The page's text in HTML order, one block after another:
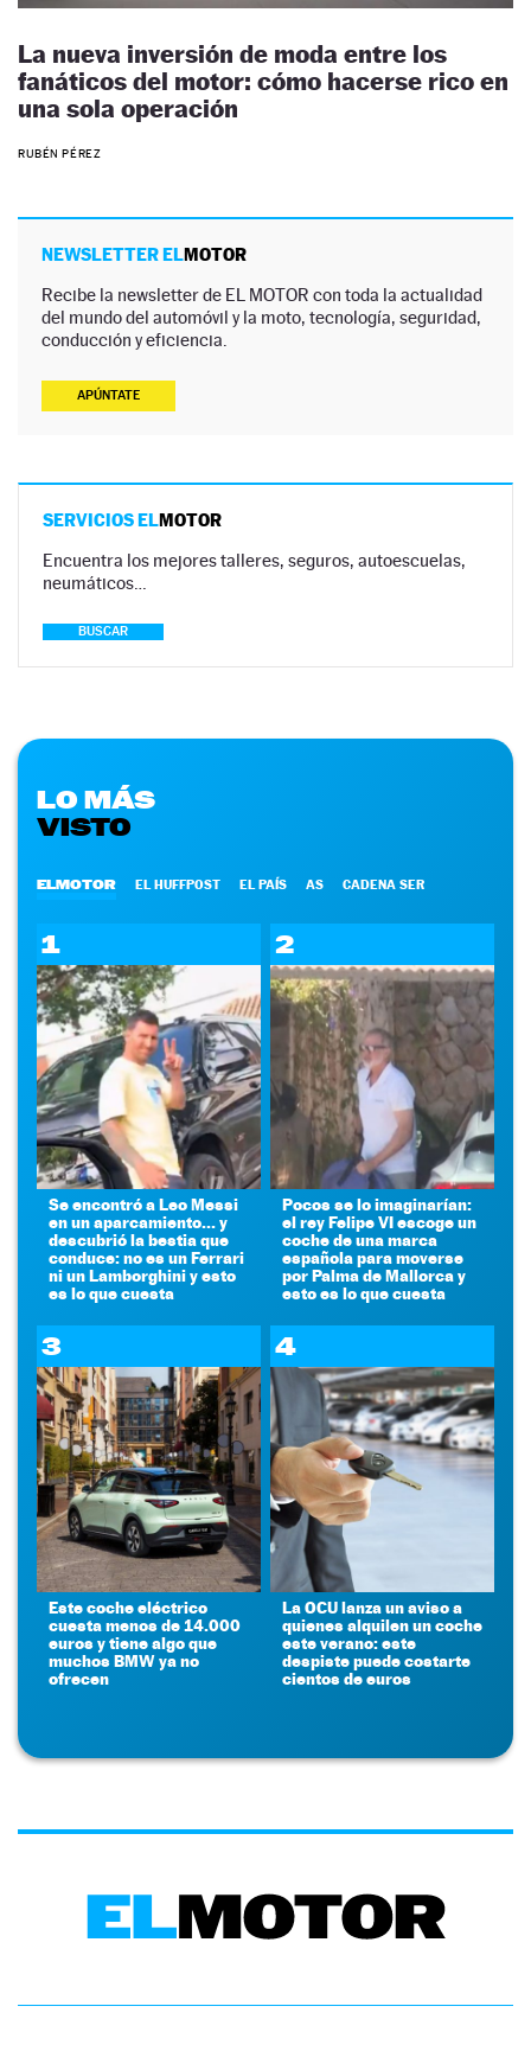
La nueva inversión de moda entre los
fanáticos del motor: cómo hacerse rico en
una sola operación
RUBÉN PÉREZ
NEWSLETTER ELMOTOR
Recibe la newsletter de EL MOTOR con toda la actualidad
del mundo del automóvil y la moto, tecnología, seguridad,
conducción y eficiencia.
APÚNTATE
SERVICIOS ELMOTOR
Encuentra los mejores talleres, seguros, autoescuelas,
neumáticos…
BUSCAR
LO MÁS
VISTO
ELMOTOR EL HUFFPOST EL PAÍS AS CADENA SER
1
Se encontró a Leo Messi
en un aparcamiento... y
descubrió la bestia que
conduce: no es un Ferrari
ni un Lamborghini y esto
es lo que cuesta
2
Pocos se lo imaginarían:
el rey Felipe VI escoge un
coche de una marca
española para moverse
por Palma de Mallorca y
esto es lo que cuesta
3
Este coche eléctrico
cuesta menos de 14.000
euros y tiene algo que
muchos BMW ya no
ofrecen
4
La OCU lanza un aviso a
quienes alquilen un coche
este verano: este
despiste puede costarte
cientos de euros